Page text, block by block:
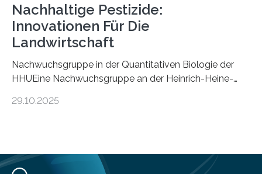
Nachhaltige Pestizide:
Innovationen Für Die
Landwirtschaft
Nachwuchsgruppe in der Quantitativen Biologie der
HHUEine Nachwuchsgruppe an der Heinrich-Heine-
fünf Jahren erforschen, wie Bakterien auf
Insektenblume. Das Bundesministerium für Forschung,
29.10.2025